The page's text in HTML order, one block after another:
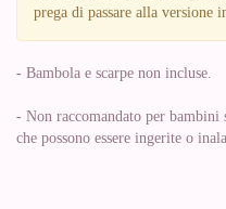
prega di passare alla versione
- Bambola e scarpe non incluse.
- Non raccomandato per
che possono essere ingerite o